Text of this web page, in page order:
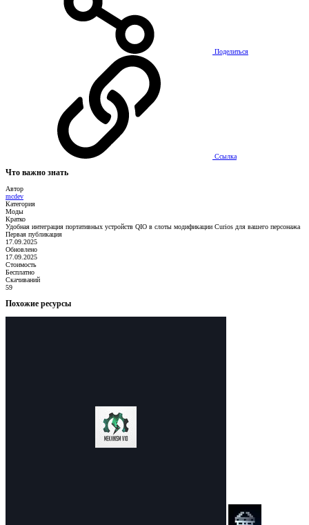
Поделиться
Ссылка
Что важно знать
Автор
mcdev
Категория
Моды
Кратко
Удобная интеграция портативных устройств QIO в слоты модификации Curios для вашего персонажа
Первая публикация
17.09.2025
Обновлено
17.09.2025
Стоимость
Бесплатно
Скачиваний
59
Похожие ресурсы